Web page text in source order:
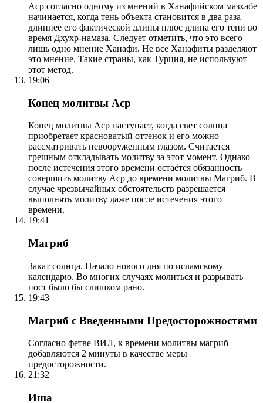
Аср согласно одному из мнений в Ханафийском мазхабе
начинается, когда тень объекта становится в два раза
длиннее его фактической длины плюс длина его тени во
время Дхухр-намаза. Следует отметить, что это всего
лишь одно мнение Ханафи. Не все Ханафиты разделяют
это мнение. Такие страны, как Турция, не используют
этот метод.
19:06
Конец молитвы Аср
Конец молитвы Аср наступает, когда свет солнца
приобретает красноватый оттенок и его можно
рассматривать невооруженным глазом. Считается
грешным откладывать молитву за этот момент. Однако
после истечения этого времени остаётся обязанность
совершить молитву Аср до времени молитвы Магриб. В
случае чрезвычайных обстоятельств разрешается
выполнять молитву даже после истечения этого
времени.
19:41
Магриб
Закат солнца. Начало нового дня по исламскому
календарю. Во многих случаях молиться и разрывать
пост было бы слишком рано.
19:43
Магриб с Введенными Предосторожностями
Согласно фетве ВИЛ, к времени молитвы магриб
добавляются 2 минуты в качестве меры
предосторожности.
21:32
Иша